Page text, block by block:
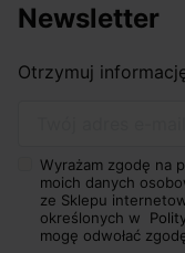
Newsletter
Otrzymuj
Wyrażam zgodę na
moich danych
ze Sklepu
określonych w
mogę odwołać